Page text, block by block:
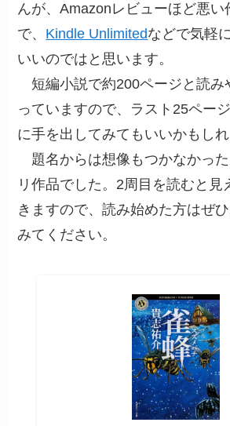
んが、Amazonレビューほど悪い
で、 Kindle Unlimitedなどで気軽
いいのではと思います。
短編小説で約200ページと読み
っていますので、ラスト25ペー
に手を出してみてもいいかもしれ
題名からは想像もつかなかっ
リ作品でした。2周目を読むと見
きますので、読み始めた方はぜ
みてください。